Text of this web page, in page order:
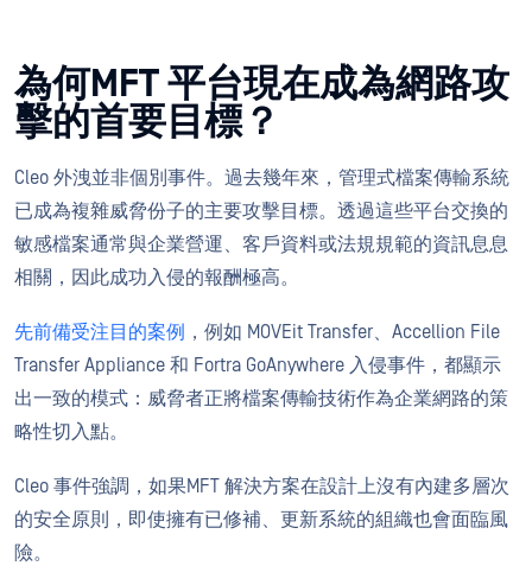
為何MFT 平台現在成為網路攻
擊的首要目標？
Cleo 外洩並非個別事件。過去幾年來，管理式檔案傳輸系統
已成為複雜威脅份子的主要攻擊目標。透過這些平台交換的
敏感檔案通常與企業營運、客戶資料或法規規範的資訊息息
相關，因此成功入侵的報酬極高。
先前備受注目的案例 ，例如 MOVEit Transfer、Accellion File
Transfer Appliance 和 Fortra GoAnywhere 入侵事件，都顯示
出一致的模式：威脅者正將檔案傳輸技術作為企業網路的策
略性切入點。
Cleo 事件強調，如果MFT 解決方案在設計上沒有內建多層次
的安全原則，即使擁有已修補、更新系統的組織也會面臨風
險。